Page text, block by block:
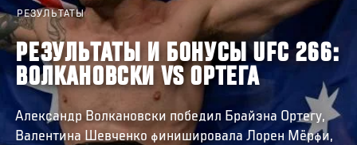
РЕЗУЛЬТАТЫ
РЕЗУЛЬТАТЫ И БОНУСЫ UFC 266:
ВОЛКАНОВСКИ VS ОРТЕГА
Александр Волкановски победил Брайэна Ортегу,
Валентина Шевченко финишировала Лорен Мёрфи,